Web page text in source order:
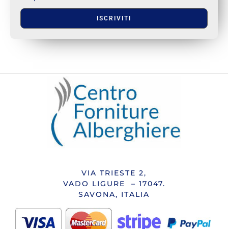
ISCRIVITI
VIA TRIESTE 2,
VADO LIGURE – 17047.
SAVONA, ITALIA